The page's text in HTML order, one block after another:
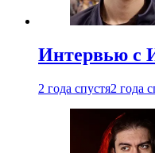
Интервью с
2 года спустя2 года